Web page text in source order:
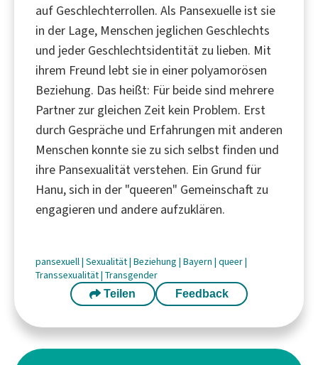
auf Geschlechterrollen. Als Pansexuelle ist sie
in der Lage, Menschen jeglichen Geschlechts
und jeder Geschlechtsidentität zu lieben. Mit
ihrem Freund lebt sie in einer polyamorösen
Beziehung. Das heißt: Für beide sind mehrere
Partner zur gleichen Zeit kein Problem. Erst
durch Gespräche und Erfahrungen mit anderen
Menschen konnte sie zu sich selbst finden und
ihre Pansexualität verstehen. Ein Grund für
Hanu, sich in der "queeren" Gemeinschaft zu
engagieren und andere aufzuklären.
pansexuell| Sexualität| Beziehung | Bayern | queer|
Transsexualität| Transgender
Teilen Feedback